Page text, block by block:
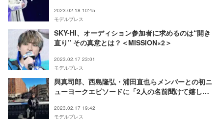
2023.02.18 10:45
モデルプレス
SKY-HI、オーディション参加者に求めるのは“開き
直り” その真意とは？＜MISSION×2＞
2023.02.17 23:01
モデルプレス
與真司郎、西島隆弘・浦田直也らメンバーとの初ニ
ューヨークエピソードに「2人の名前聞けて嬉し
2023.02.17 19:42
モデルプレス